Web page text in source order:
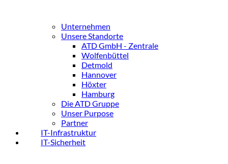
Unternehmen
Unsere Standorte
ATD GmbH - Zentrale
Wolfenbüttel
Detmold
Hannover
Höxter
Hamburg
Die ATD Gruppe
Unser Purpose
Partner
IT-Infrastruktur
IT-Sicherheit